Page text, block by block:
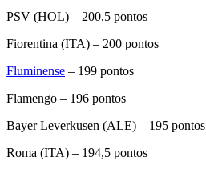
PSV (HOL) – 200,5 pontos
Fiorentina (ITA) – 200 pontos
Fluminense – 199 pontos
Flamengo – 196 pontos
Bayer Leverkusen (ALE) – 195 pontos
Roma (ITA) – 194,5 pontos